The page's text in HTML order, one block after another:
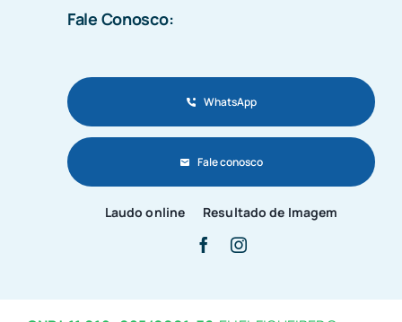
Fale Conosco:
WhatsApp
Fale conosco
Laudo online Resultado de Imagem